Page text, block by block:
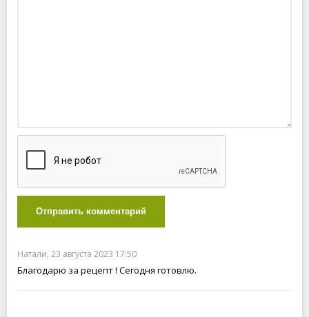
Отправить комментарий
Натали, 23 августа 2023 17:50
Благодарю за рецепт ! Сегодня готовлю.